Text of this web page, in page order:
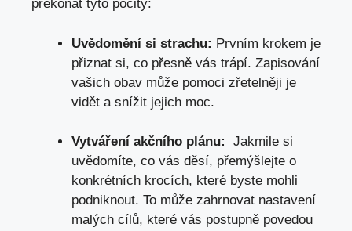
překonat tyto pocity:
Uvědomění si strachu: Prvním krokem⁣ je
přiznat si, ​co přesně vás trápí. Zapisování
vašich obav může pomoci ‍zřetelněji ‍je
vidět ⁢a ‌snížit ‍jejich moc.
Vytváření akčního plánu:
‍ Jakmile si⁢
uvědomíte, co vás děsí, přemýšlejte‍ o
konkrétních krocích, které byste mohli ​
podniknout. To ⁤může zahrnovat nastavení
malých cílů, ​které vás postupně povedou